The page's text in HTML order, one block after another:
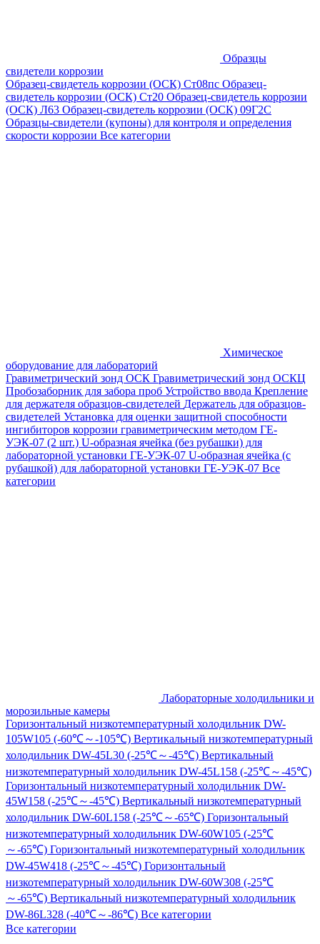
Образцы
свидетели коррозии
Образец-свидетель коррозии (ОСК) Ст08пс Образец-
свидетель коррозии (ОСК) Ст20 Образец-свидетель коррозии
(ОСК) Л63 Образец-свидетель коррозии (ОСК) 09Г2С
Образцы-свидетели (купоны) для контроля и определения
скорости коррозии Все категории
Химическое
оборудование для лабораторий
Гравиметрический зонд ОСК Гравиметрический зонд ОСКЦ
Пробозаборник для забора проб Устройство ввода Крепление
для держателя образцов-свидетелей Держатель для образцов-
свидетелей Установка для оценки защитной способности
ингибиторов коррозии гравиметрическим методом ГЕ-
УЭК-07 (2 шт.) U-образная ячейка (без рубашки) для
лабораторной установки ГЕ-УЭК-07 U-образная ячейка (с
рубашкой) для лабораторной установки ГЕ-УЭК-07 Все
категории
Лабораторные холодильники и
морозильные камеры
Горизонтальный низкотемпературный холодильник DW-
105W105 (-60℃～-105℃) Вертикальный низкотемпературный
холодильник DW-45L30 (-25℃～-45℃) Вертикальный
низкотемпературный холодильник DW-45L158 (-25℃～-45℃)
Горизонтальный низкотемпературный холодильник DW-
45W158 (-25℃～-45℃) Вертикальный низкотемпературный
холодильник DW-60L158 (-25℃～-65℃) Горизонтальный
низкотемпературный холодильник DW-60W105 (-25℃
～-65℃) Горизонтальный низкотемпературный холодильник
DW-45W418 (-25℃～-45℃) Горизонтальный
низкотемпературный холодильник DW-60W308 (-25℃
～-65℃) Вертикальный низкотемпературный холодильник
DW-86L328 (-40℃～-86℃) Все категории
Все категории